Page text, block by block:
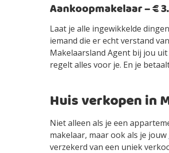
Aankoopmakelaar – €
Laat je alle ingewikkelde
iemand die er echt verstand
Makelaarsland Agent bij jou
regelt alles voor je. En je
Huis verkopen in
Niet alleen als je een
makelaar, maar ook als je jouw
verzekerd van een uniek